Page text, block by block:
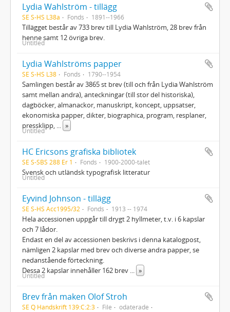
Lydia Wahlström - tillägg
SE S-HS L38a Fonds 1891--1966
Tillägget består av 733 brev till Lydia Wahlström, 28 brev från
henne samt 12 övriga brev.
Untitled
Lydia Wahlströms papper
SE S-HS L38 Fonds 1790--1954
Samlingen består av 3865 st brev (till och från Lydia Wahlström
samt mellan andra), anteckningar (till stor del historiska),
dagböcker, almanackor, manuskript, koncept, uppsatser,
ekonomiska papper, dikter, biographica, program, resplaner,
pressklipp,
»
Untitled
HC Ericsons grafiska bibliotek
SE S-SBS 288 Er 1 Fonds 1900-2000-talet
Svensk och utländsk typografisk litteratur
Untitled
Eyvind Johnson - tillägg
SE S-HS Acc1995/32 Fonds 1913 -- 1974
Hela accessionen uppgår till drygt 2 hyllmeter, t.v. i 6 kapslar
och 7 lådor.
Endast en del av accessionen beskrivs i denna katalogpost,
nämligen 2 kapslar med brev och diverse andra papper, se
nedanstående förteckning.
Dessa 2 kapslar innehåller 162 brev
»
Untitled
Brev från maken Olof Stroh
SE Q Handskrift 139:C:2:3 File
odaterade